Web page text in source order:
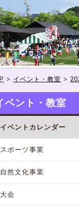
> イベント・教室 >
ベント・教室
イベントカレンダー
スポーツ事業
自然文化事業
大会